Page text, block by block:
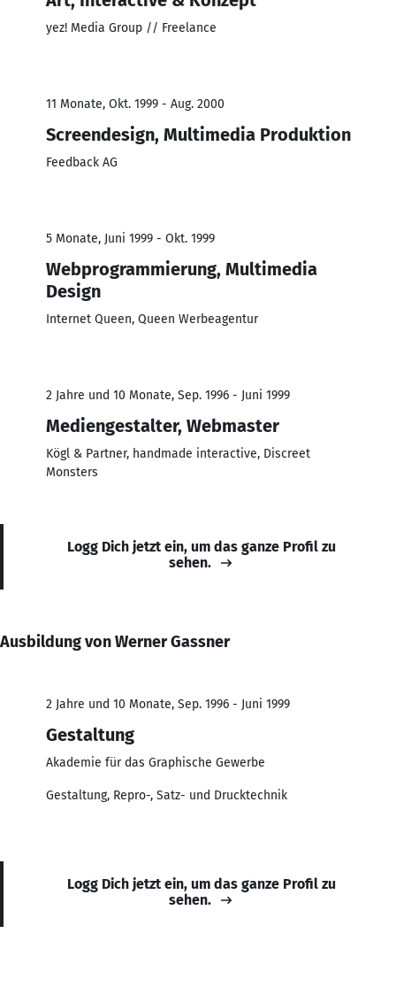
yez! Media Group // Freelance
11 Monate, Okt. 1999 - Aug. 2000
Screendesign, Multimedia Produktion
Feedback AG
5 Monate, Juni 1999 - Okt. 1999
Webprogrammierung, Multimedia
Design
Internet Queen, Queen Werbeagentur
2 Jahre und 10 Monate, Sep. 1996 - Juni 1999
Mediengestalter, Webmaster
Kögl & Partner, handmade interactive, Discreet
Monsters
Logg Dich jetzt ein, um das ganze Profil zu
sehen.
Ausbildung von Werner Gassner
2 Jahre und 10 Monate, Sep. 1996 - Juni 1999
Gestaltung
Akademie für das Graphische Gewerbe
Gestaltung, Repro-, Satz- und Drucktechnik
Logg Dich jetzt ein, um das ganze Profil zu
sehen.